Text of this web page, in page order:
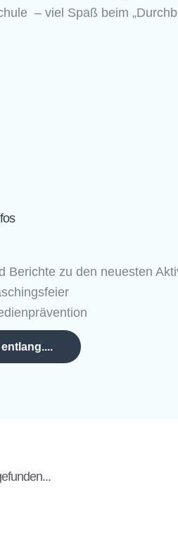
– viel Spaß beim
Berichte zu den neuesten
entlang....